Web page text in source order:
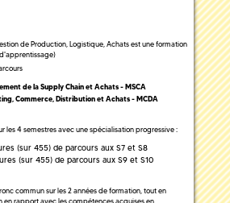
de Production, Logistique, Achats est une formation
de la Supply Chain et Achats - MSCA
Commerce, Distribution et Achats - MCDA
les 4 semestres avec une spécialisation progressive :
(sur 455) de parcours aux S7 et S8
(sur 455) de parcours aux S9 et S10
commun sur les 2 années de formation, tout en
en rapport avec les compétences acquises en